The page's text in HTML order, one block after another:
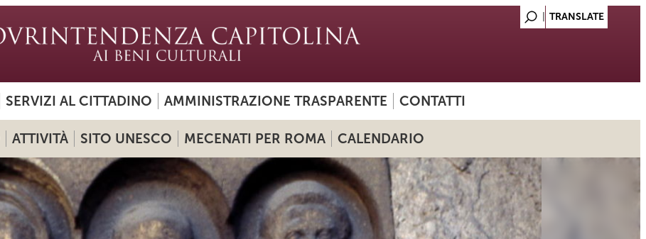
SERVIZI AL CITTADINO AMMINISTRAZIONE TRASPARENTE CONTATTI
ATTIVITÀ SITO UNESCO MECENATI PER ROMA CALENDARIO